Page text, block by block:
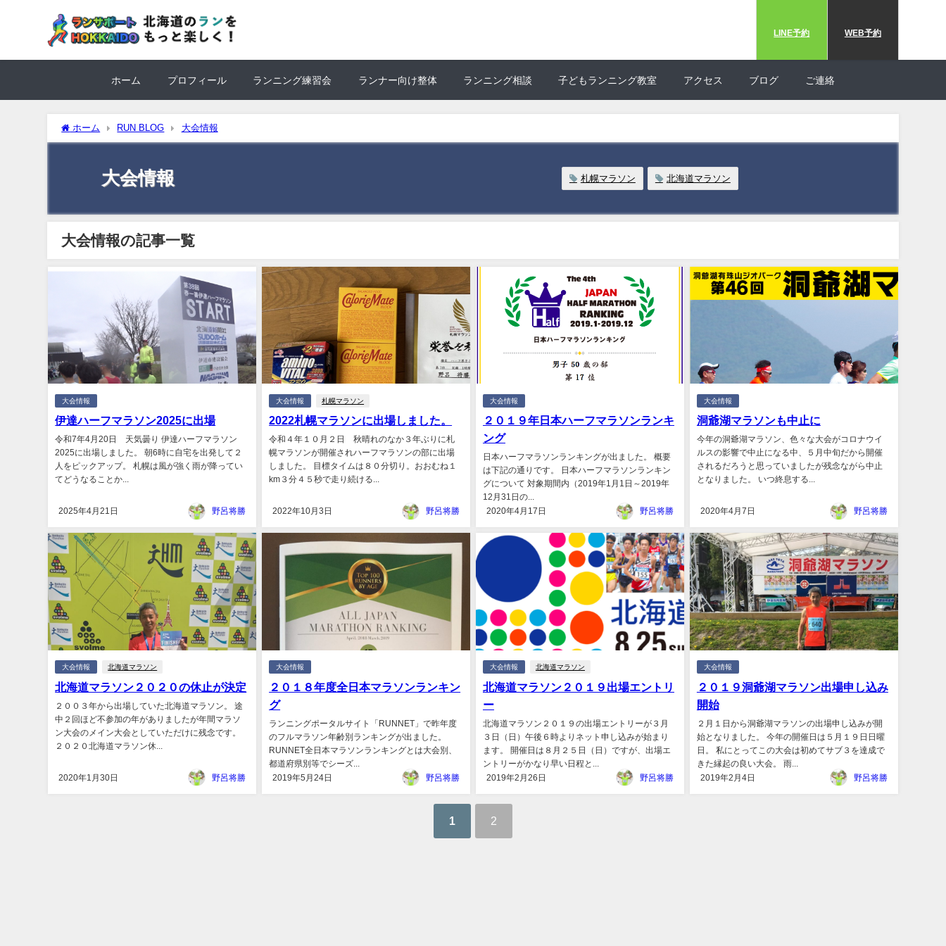
LINE予約 WEB予約
ホーム プロフィール ランニング練習会 ランナー向け整体 ランニング相談 子どもランニング教室 アクセス ブログ ご連絡
ホーム RUN BLOG 大会情報
大会情報 札幌マラソン 北海道マラソン
大会情報の記事一覧
大会情報
伊達ハーフマラソン2025に出場
令和7年4月20日 天気曇り 伊達ハーフマラソン
2025に出場しました。 朝6時に自宅を出発して２
人をピックアップ。 札幌は風が強く雨が降ってい
てどうなることか...
2025年4月21日 野呂将勝
大会情報 札幌マラソン
2022札幌マラソンに出場しました。
令和４年１０月２日 秋晴れのなか３年ぶりに札
幌マラソンが開催されハーフマラソンの部に出場
しました。 目標タイムは８０分切り。おおむね１
km３分４５秒で走り続ける...
2022年10月3日 野呂将勝
大会情報
２０１９年日本ハーフマラソンランキ
ング
日本ハーフマラソンランキングが出ました。 概要
は下記の通りです。 日本ハーフマラソンランキン
グについて 対象期間内（2019年1月1日～2019年
12月31日の...
2020年4月17日
野呂将勝
大会情報
洞爺湖マラソンも中止に
今年の洞爺湖マラソン、色々な大会がコロナウイ
ルスの影響で中止になる中、５月中旬だから開催
されるだろうと思っていましたが残念ながら中止
となりました。 いつ終息する...
2020年4月7日 野呂将勝
大会情報 北海道マラソン
北海道マラソン２０２０の休止が決定
２００３年から出場していた北海道マラソン。 途
中２回ほど不参加の年がありましたが年間マラソ
ン大会のメイン大会としていただけに残念です。
２０２０北海道マラソン休...
2020年1月30日 野呂将勝
大会情報
２０１８年度全日本マラソンランキン
グ
ランニングポータルサイト「RUNNET」で昨年度
のフルマラソン年齢別ランキングが出ました。
RUNNET全日本マラソンランキングとは大会別、
都道府県別等でシーズ...
2019年5月24日
野呂将勝
大会情報 北海道マラソン
北海道マラソン２０１９出場エントリ
ー
北海道マラソン２０１９の出場エントリーが３月
３日（日）午後６時よりネット申し込みが始まり
ます。 開催日は８月２５日（日）ですが、出場エ
ントリーがかなり早い日程と...
2019年2月26日
野呂将勝
大会情報
２０１９洞爺湖マラソン出場申し込み
開始
２月１日から洞爺湖マラソンの出場申し込みが開
始となりました。 今年の開催日は５月１９日日曜
日。 私にとってこの大会は初めてサブ３を達成で
きた縁起の良い大会。 雨...
2019年2月4日
野呂将勝
1 2